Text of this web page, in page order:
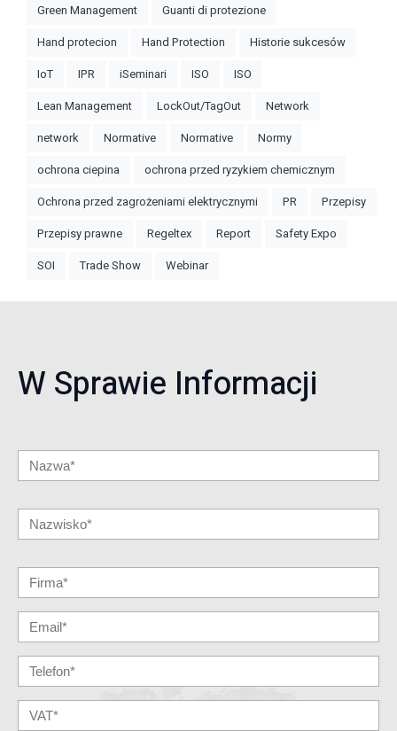
Green Management
Guanti di protezione
Hand protecion
Hand Protection
Historie sukcesów
IoT
IPR iSeminari ISO
ISO
Lean Management
LockOut/TagOut
Network
network
Normative Normative
Normy
ochrona ciepina
ochrona przed ryzykiem chemicznym
Ochrona przed zagrożeniami elektrycznymi
PR
Przepisy
Przepisy prawne
Regeltex Report
Safety Expo
SOI
Trade Show Webinar
W Sprawie Informacji